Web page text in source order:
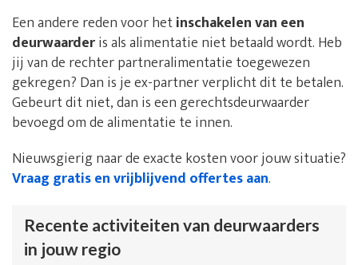
Een andere reden voor hetinschakelen van een
deurwaarderis als alimentatie niet betaald wordt. Heb
jij van de rechter partneralimentatie toegewezen
gekregen? Dan is je ex-partner verplicht dit te betalen.
Gebeurt dit niet, dan is een gerechtsdeurwaarder
bevoegd om de alimentatie te innen.
Nieuwsgierig naar de exacte kosten voor jouw situatie?
Vraag gratis en vrijblijvend offertes aan.
Recente activiteiten van deurwaarders
in jouw regio